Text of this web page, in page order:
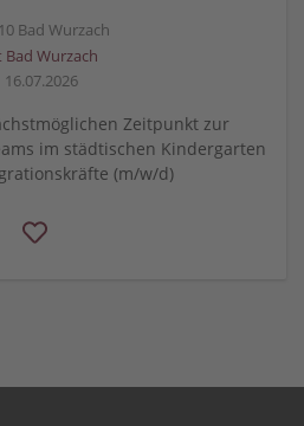
Bad Wurzach
Bad Wurzach
16.07.2026
Zeitpunkt zur
im städtischen Kindergarten
(m/w/d)